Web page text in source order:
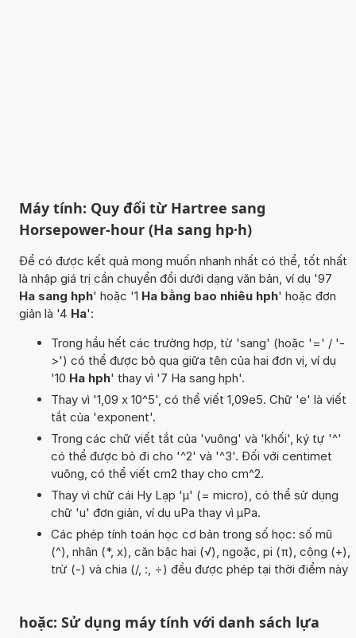
Máy tính: Quy đổi từ Hartree sang
Horsepower-hour (Ha sang hp·h)
Để có được kết quả mong muốn nhanh nhất có thể, tốt nhất
là nhập giá trị cần chuyển đổi dưới dạng văn bản, ví dụ '97
Ha sang hph' hoặc '1 Ha bằng bao nhiêu hph' hoặc đơn
giản là '4 Ha':
Trong hầu hết các trường hợp, từ 'sang' (hoặc '=' / '-
>') có thể được bỏ qua giữa tên của hai đơn vị, ví dụ
'10 Ha hph' thay vì '7 Ha sang hph'.
Thay vì '1,09 x 10^5', có thể viết 1,09e5. Chữ 'e' là viết
tắt của 'exponent'.
Trong các chữ viết tắt của 'vuông' và 'khối', ký tự '^'
có thể được bỏ đi cho '^2' và '^3'. Đối với centimet
vuông, có thể viết cm2 thay cho cm^2.
Thay vì chữ cái Hy Lạp 'µ' (= micro), có thể sử dụng
chữ 'u' đơn giản, ví dụ uPa thay vì µPa.
Các phép tính toán học cơ bản trong số học: số mũ
(^), nhân (*, x), căn bậc hai (√), ngoặc, pi (π), cộng (+),
trừ (-) và chia (/, :, ÷) đều được phép tại thời điểm này
hoặc: Sử dụng máy tính với danh sách lựa